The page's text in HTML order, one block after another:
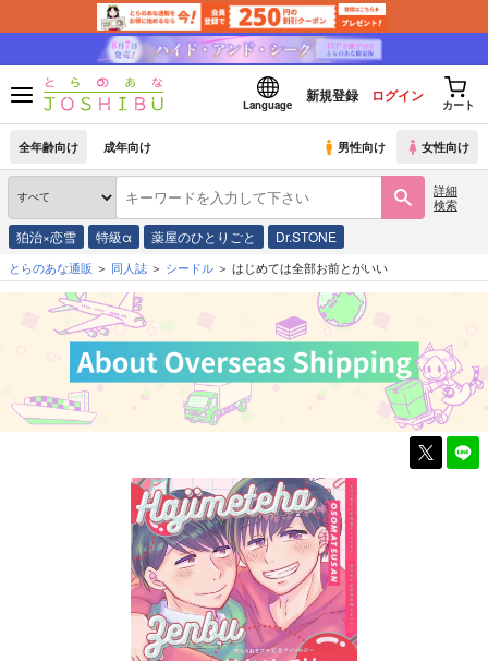
Language
新規登録 ログイン
カート
全年齢向け 成年向け 男性向け 女性向け
詳細
検索
狛治×恋雪 特級α 薬屋のひとりごと Dr.STONE
とらのあな通販 同人誌 シードル はじめては全部お前とがいい